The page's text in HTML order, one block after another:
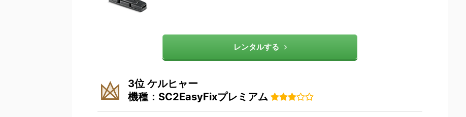
レンタルする
3位 ケルヒャー
機種：SC2EasyFixプレミアム